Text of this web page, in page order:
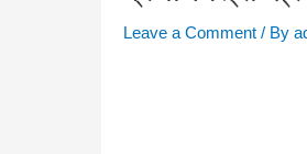
Leave a Comment / By